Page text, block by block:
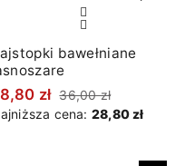
bawełniane
zł 36,00 zł
cena: 28,80 zł